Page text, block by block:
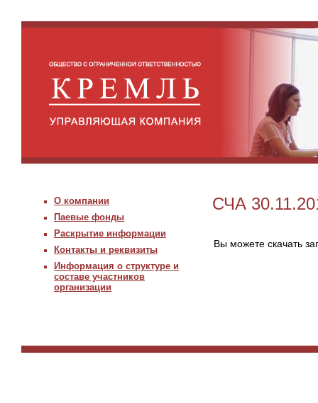
О компании
Паевые фонды
Раскрытие информации
Контакты и реквизиты
Информация о структуре и
составе участников
организации
СЧА
Вы можете скачать